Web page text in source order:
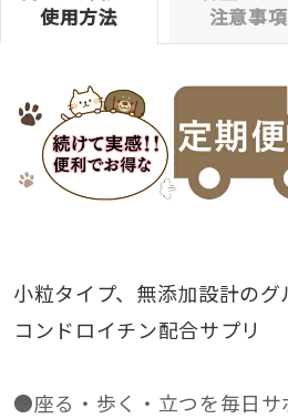
使用方法
注意事項
小粒タイプ、無添加設計の
コンドロイチン配合サプリ
●座る・歩く・立つを毎日サ